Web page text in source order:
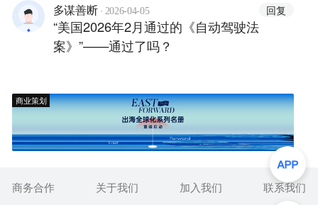
多谋善断 · 2026-04-05 回复
“美国2026年2月通过的《自动驾驶法
案》”——通过了吗？
商业策划
商务合作 关于我们 加入我们 联系我们